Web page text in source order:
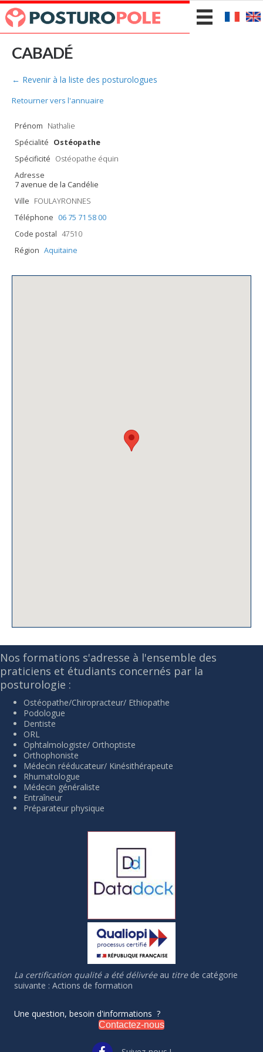
CABADÉ
← Revenir à la liste des posturologues
Retourner vers l'annuaire
Prénom Nathalie
Spécialité Ostéopathe
Spécificité Ostéopathe équin
Adresse
7 avenue de la Candélie
Ville FOULAYRONNES
Téléphone 06 75 71 58 00
Code postal 47510
Région Aquitaine
Nos formations s'adresse à l'ensemble des
praticiens et étudiants concernés par la
posturologie :
Ostéopathe/Chiropracteur/ Ethiopathe
Podologue
Dentiste
ORL
Ophtalmologiste/ Orthoptiste
Orthophoniste
Médecin rééducateur/ Kinésithérapeute
Rhumatologue
Médecin généraliste
Entraîneur
Préparateur physique
La certification qualité a été délivréeau titrede catégorie
suivante : Actions de formation
Une question, besoin d'informations ?
Contactez-nous